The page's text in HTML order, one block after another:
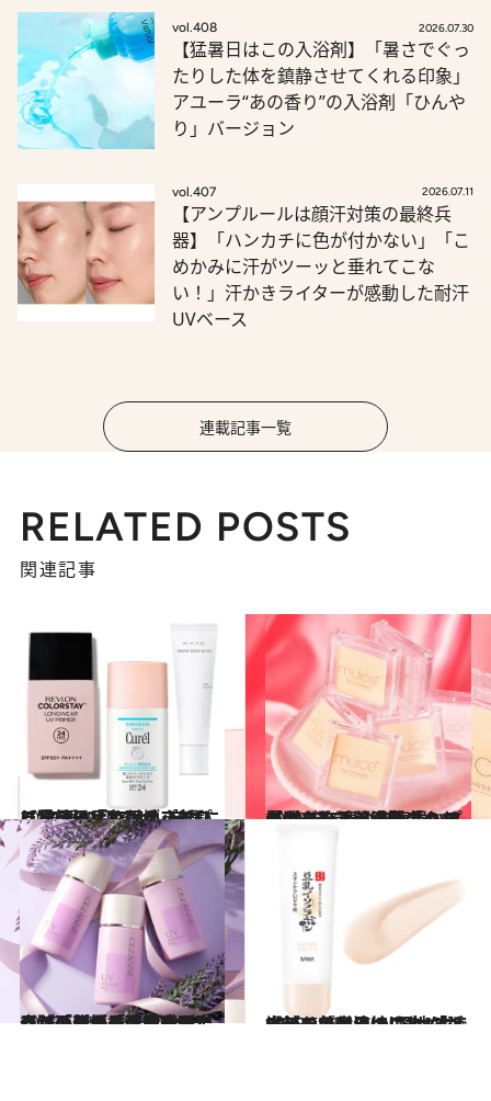
vol.408 2026.07.30
【猛暑日はこの入浴剤】「暑さでぐっ
たりした体を鎮静させてくれる印象」
アユーラ“あの香り”の入浴剤「ひんや
り」バージョン
vol.407 2026.07.11
【アンプルールは顔汗対策の最終兵
器】「ハンカチに色が付かない」「こ
めかみに汗がツーッと垂れてこな
い！」汗かきライターが感動した耐汗
UVベース
連載記事一覧
RELATED POSTS
関連記事
2025.6.19
【猛暑日は“ファンデなし”で乗り切る！】崩れにくく、一品で肌がきれいに見える「色付きプチプラ日焼け止め下地」3選
ビューティ＆ヘルス 2025.1.29
【2025年春の自腹買いプチプラ】話題沸騰「クマが消えた！」感動のカバー力を誇るmuiceマルチパウダー《美容賢者のお墨付き》
ビューティ＆ヘルス
2025.5.25
【プチプラ日焼け止め】奇跡のロングセラー品、セザンヌ優秀下地の限定品が再登場「透明感が出る」「顔がテカらない」
ビューティ＆ヘルス 2025.5.25
【プチプラ日焼け止め】まるで美容液！ なめらか本舗の色付きUV下地「近場のおでかけはこれ1本でOK」
ビューティ＆ヘルス